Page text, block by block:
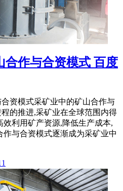
合作与合资模式 百度
资模式采矿业中的矿山合作与
的推进,采矿业在全球范围内得
利用矿产资源,降低生产成本,
与合资模式逐渐成为采矿业中